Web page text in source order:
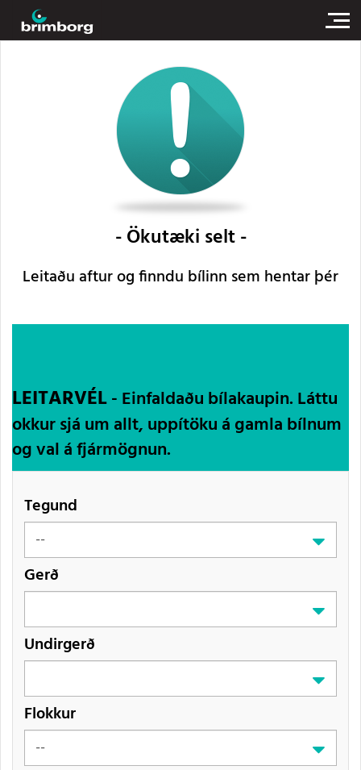
Ökutæki selt
Leitaðu aftur og finndu bílinn sem hentar þér
LEITARVÉL- Einfaldaðu bílakaupin. Láttu
okkur sjá um allt, uppítöku á gamla bílnum
og val á fjármögnun.
Tegund
Gerð
Undirgerð
Flokkur